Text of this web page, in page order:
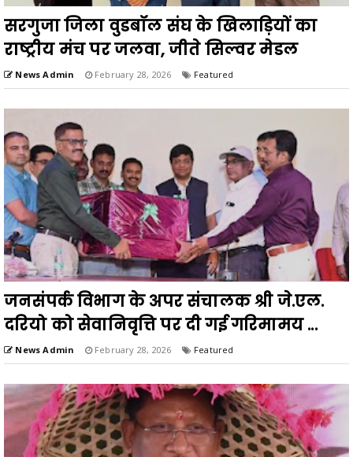
सरगुजा जिला वुडबॉल संघ के खिलाड़ियों का
राष्ट्रीय मंच पर जलवा, जीते सिल्वर मेडल
News Admin February 28, 2026 Featured
जनसंपर्क विभाग के अपर संचालक श्री जे.एल.
दरियो को सेवानिवृत्ति पर दी गई गरिमामय ...
News Admin February 28, 2026 Featured